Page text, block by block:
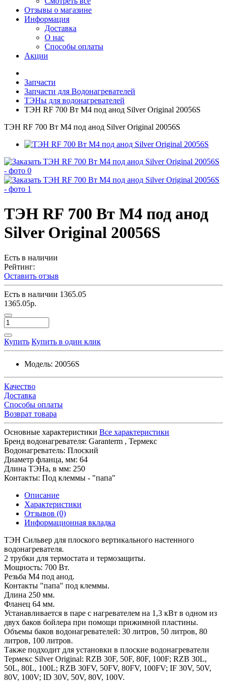
Отзывы о магазине
Информация
Доставка
О нас
Способы оплаты
Акции
Запчасти
Запчасти для Водонагревателей
ТЭНы для водонагревателей
ТЭН RF 700 Вт M4 под анод Silver Original 20056S
ТЭН RF 700 Вт M4 под анод Silver Original 20056S
ТЭН RF 700 Вт M4 под анод
Silver Original 20056S
Есть в наличии
Рейтинг:
Оставить отзыв
Есть в наличии 1365.05
1365.05р.
Купить Купить в один клик
Модель: 20056S
Качество
Доставка
Способы оплаты
Возврат товара
Основные характеристики Все характеристики
Бренд водонагревателя: Garanterm , Термекс
Водонагреватель: Плоский
Диаметр фланца, мм: 64
Длина ТЭНа, в мм: 250
Контакты: Под клеммы - "папа"
Описание
Характеристики
Отзывов (0)
Информационная вкладка
ТЭН Сильвер для плоского вертикального настенного
водонагревателя.
2 трубки для термостата и термозащиты.
Мощность: 700 Вт.
Резьба M4 под анод.
Контакты "папа" под клеммы.
Длина 250 мм.
Фланец 64 мм.
Устанавливается в паре с нагревателем на 1,3 кВт в одном из
двух баков бойлера при помощи прижимной пластины.
Объемы баков водонагревателей: 30 литров, 50 литров, 80
литров, 100 литров.
Также подходит для установки в плоские водонагреватели
Термекс Silver Original: RZB 30F, 50F, 80F, 100F; RZB 30L,
50L, 80L, 100L; RZB 30FV, 50FV, 80FV, 100FV; IF 30V, 50V,
80V, 100V; ID 30V, 50V, 80V, 100V.